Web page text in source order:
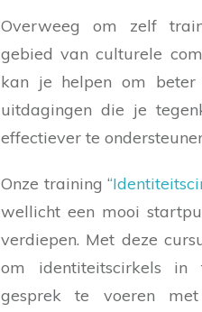
Overweeg om zelf
gebied van culturele
kan je helpen om
uitdagingen die je
effectiever te
Onze training ‘‘
wellicht een mooi
verdiepen. Met deze
om identiteitscirkels
gesprek te voeren